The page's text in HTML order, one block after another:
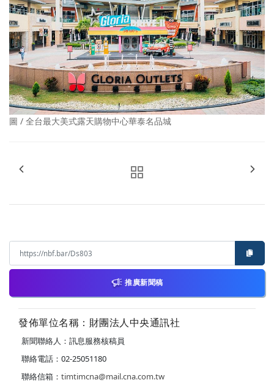
圖 / 全台最大美式露天購物中心華泰名品城
推廣新聞稿
發佈單位名稱：財團法人中央通訊社
新聞聯絡人：訊息服務核稿員
聯絡電話：02-25051180
聯絡信箱： timtimcna@mail.cna.com.tw